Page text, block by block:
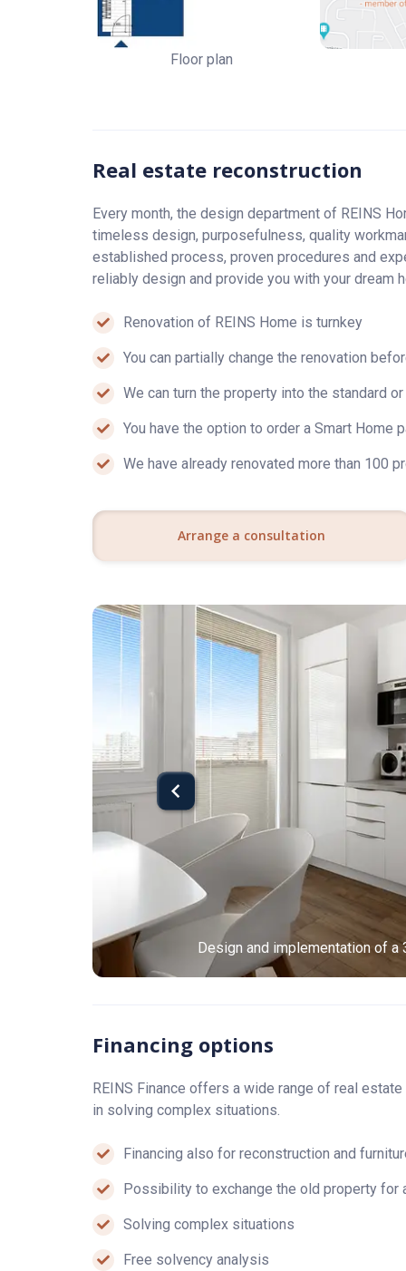
Umyvadlová baterie s výpustí černá, značka:
Nový sprchový kout
Předpříprava vývodů pro kuchyňskou linku –
Floor plan
Real estate reconstruction
Every month, the design department of REINS
timeless design, purposefulness, quality
established process, proven procedures and
reliably design and provide you with your dream
Renovation of REINS Home is turnkey
You can partially change the renovation
We can turn the property into the standard
You have the option to order a Smart Home
We have already renovated more than 100
Arrange a consultation
Design and implementation of a
Financing options
REINS Finance offers a wide range of real
in solving complex situations.
Financing also for reconstruction and
Possibility to exchange the old property for
Solving complex situations
Free solvency analysis